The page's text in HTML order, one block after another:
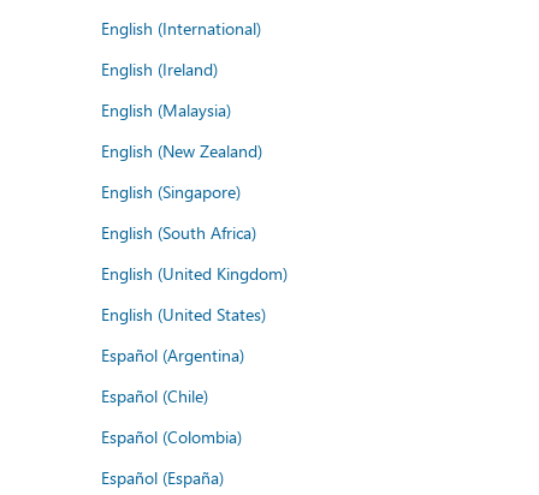
English (International)
English (Ireland)
English (Malaysia)
English (New Zealand)
English (Singapore)
English (South Africa)
English (United Kingdom)
English (United States)
Español (Argentina)
Español (Chile)
Español (Colombia)
Español (España)